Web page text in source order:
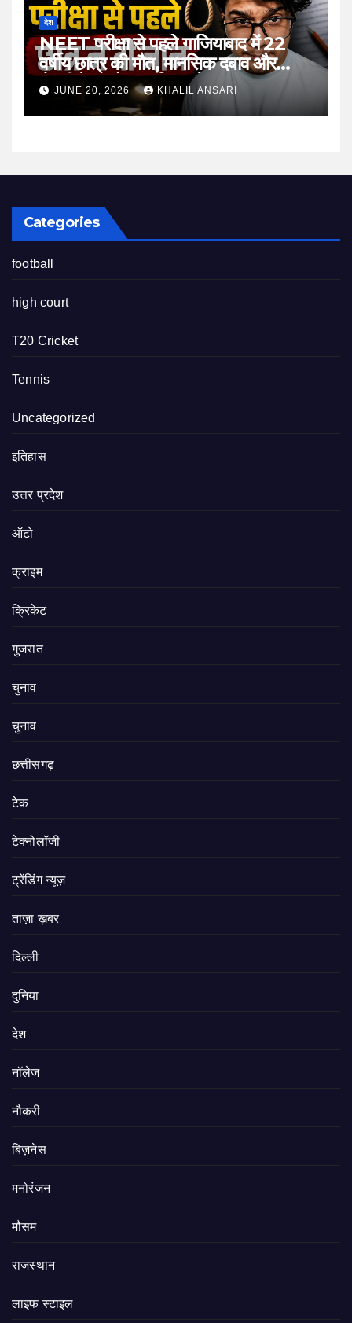
देश
NEET परीक्षा से पहले गाजियाबाद में 22
वर्षीय छात्र की मौत, मानसिक दबाव और
तैयारी के माहौल पर फिर उठे सवाल
JUNE 20, 2026 KHALIL ANSARI
Categories
football
high court
T20 Cricket
Tennis
Uncategorized
इतिहास
उत्तर प्रदेश
ऑटो
क्राइम
क्रिकेट
गुजरात
चुनाव
चुनाव
छत्तीसगढ़
टेक
टेक्नोलॉजी
ट्रेंडिंग न्यूज़
ताज़ा ख़बर
दिल्ली
दुनिया
देश
नॉलेज
नौकरी
बिज़नेस
मनोरंजन
मौसम
राजस्थान
लाइफ स्टाइल